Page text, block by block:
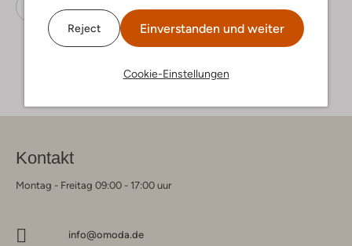
Reject Einverstanden und weiter
Cookie-Einstellungen
Kurze Hosen Play Up Baumwolle
Kontakt
Montag - Freitag 09:00 - 17:00 uur
info@omoda.de